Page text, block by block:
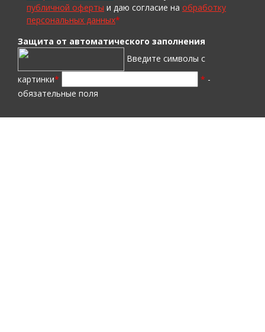
публичной оферты и даю согласие на обработку
персональных данных*
Защита от автоматического заполнения
Введите символы с
картинки* * -
обязательные поля